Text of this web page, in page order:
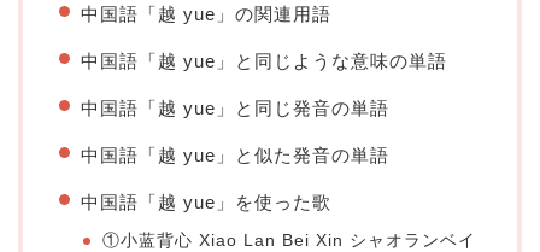
中国語「越 yue」の関連用語
中国語「越 yue」と同じような意味の単語
中国語「越 yue」と同じ発音の単語
中国語「越 yue」と似た発音の単語
中国語「越 yue」を使った歌
①小蓝背心 Xiao Lan Bei Xin シャオランベイ